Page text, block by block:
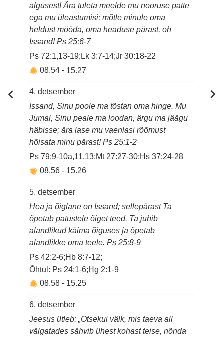
algusest! Ära tuleta meelde mu nooruse patte
ega mu üleastumisi; mõtle minule oma
heldust mööda, oma headuse pärast, oh
Issand! Ps 25:6-7
Ps 72:1,13-19;Lk 3:7-14;Jr 30:18-22
08.54- 15.27
4. detsember
Issand, Sinu poole ma tõstan oma hinge. Mu
Jumal, Sinu peale ma loodan, ärgu ma jäägu
häbisse; ära lase mu vaenlasi rõõmust
hõisata minu pärast! Ps 25:1-2
Ps 79:9-10a,11,13;Mt 27:27-30;Hs 37:24-28
08.56- 15.26
5. detsember
Hea ja õiglane on Issand; sellepärast Ta
õpetab patustele õiget teed. Ta juhib
alandlikud käima õiguses ja õpetab
alandlikke oma teele. Ps 25:8-9
Ps 42:2-6;Hb 8:7-12;
Õhtul: Ps 24:1-6;Hg 2:1-9
08.58- 15.25
6. detsember
Jeesus ütleb: „Otsekui välk, mis taeva all
välgatades sähvib ühest kohast teise, nõnda